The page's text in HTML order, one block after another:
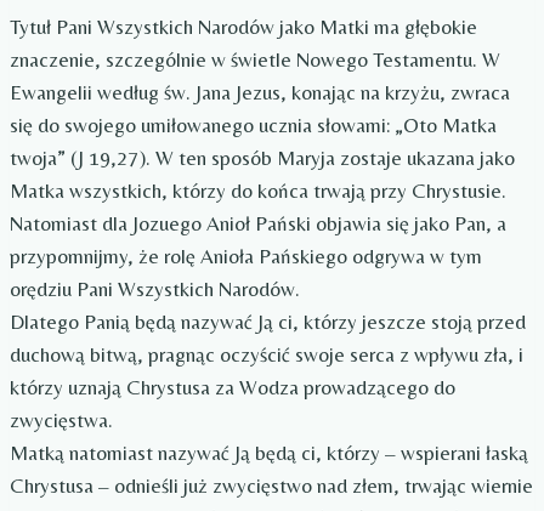
Tytuł Pani Wszystkich Narodów jako Matki ma głębokie
znaczenie, szczególnie w świetle Nowego Testamentu. W
Ewangelii według św. Jana Jezus, konając na krzyżu, zwraca
się do swojego umiłowanego ucznia słowami: „Oto Matka
twoja” (J 19,27). W ten sposób Maryja zostaje ukazana jako
Matka wszystkich, którzy do końca trwają przy Chrystusie.
Natomiast dla Jozuego Anioł Pański objawia się jako Pan, a
przypomnijmy, że rolę Anioła Pańskiego odgrywa w tym
orędziu Pani Wszystkich Narodów.
Dlatego Panią będą nazywać Ją ci, którzy jeszcze stoją przed
duchową bitwą, pragnąc oczyścić swoje serca z wpływu zła, i
którzy uznają Chrystusa za Wodza prowadzącego do
zwycięstwa.
Matką natomiast nazywać Ją będą ci, którzy – wspierani łaską
Chrystusa – odnieśli już zwycięstwo nad złem, trwając wiernie